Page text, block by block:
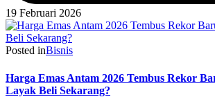
19 Februari 2026
Posted inBisnis
Harga Emas Antam 2026 Tembus Rekor
Layak Beli Sekarang?